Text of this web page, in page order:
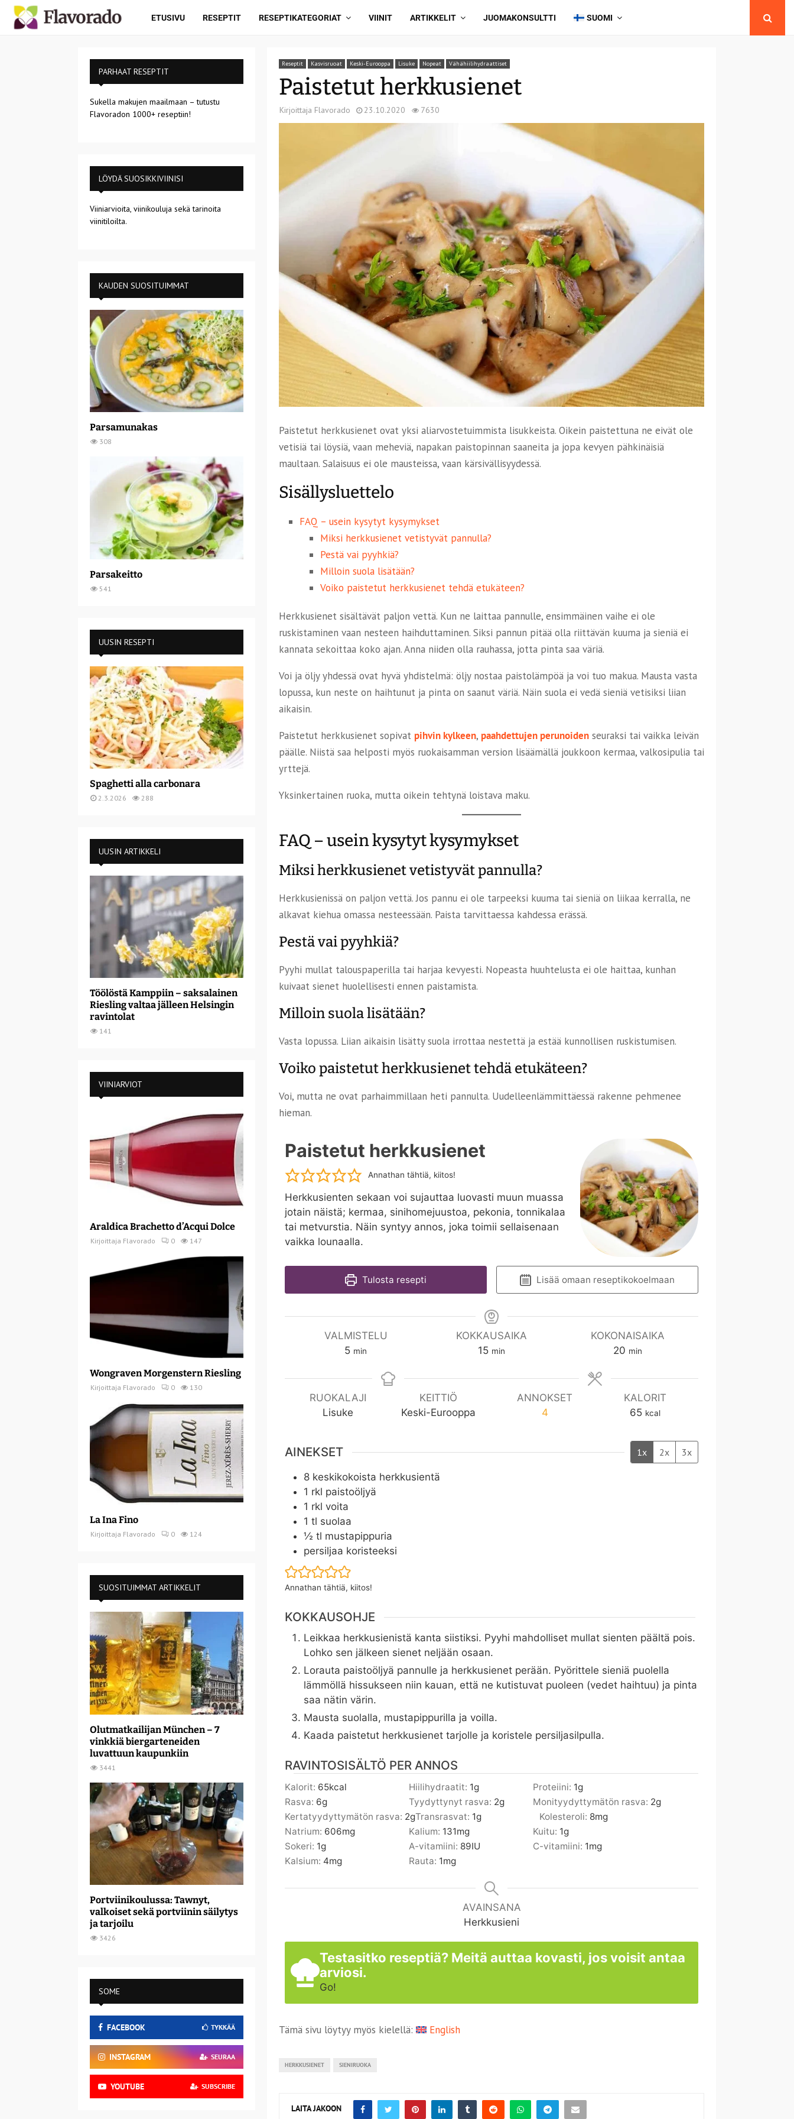
ETUSIVU RESEPTIT RESEPTIKATEGORIAT VIINIT ARTIKKELIT JUOMAKONSULTTI SUOMI
Reseptit Kasvisruoat Keski-Eurooppa Lisuke Nopeat Vähähiilihydraattiset
Paistetut herkkusienet
Kirjoittaja Flavorado 23.10.2020 7630
Paistetut herkkusienet ovat yksi aliarvostetuimmista lisukkeista. Oikein paistettuna ne eivät ole
vetisiä tai löysiä, vaan meheviä, napakan paistopinnan saaneita ja jopa kevyen pähkinäisiä
maultaan. Salaisuus ei ole mausteissa, vaan kärsivällisyydessä.
Sisällysluettelo
FAQ – usein kysytyt kysymykset
Miksi herkkusienet vetistyvät pannulla?
Pestä vai pyyhkiä?
Milloin suola lisätään?
Voiko paistetut herkkusienet tehdä etukäteen?
Herkkusienet sisältävät paljon vettä. Kun ne laittaa pannulle, ensimmäinen vaihe ei ole
ruskistaminen vaan nesteen haihduttaminen. Siksi pannun pitää olla riittävän kuuma ja sieniä ei
kannata sekoittaa koko ajan. Anna niiden olla rauhassa, jotta pinta saa väriä.
Voi ja öljy yhdessä ovat hyvä yhdistelmä: öljy nostaa paistolämpöä ja voi tuo makua. Mausta vasta
lopussa, kun neste on haihtunut ja pinta on saanut väriä. Näin suola ei vedä sieniä vetisiksi liian
aikaisin.
Paistetut herkkusienet sopivat pihvin kylkeen, paahdettujen perunoiden seuraksi tai vaikka leivän
päälle. Niistä saa helposti myös ruokaisamman version lisäämällä joukkoon kermaa, valkosipulia tai
yrttejä.
Yksinkertainen ruoka, mutta oikein tehtynä loistava maku.
FAQ – usein kysytyt kysymykset
Miksi herkkusienet vetistyvät pannulla?
Herkkusienissä on paljon vettä. Jos pannu ei ole tarpeeksi kuuma tai sieniä on liikaa kerralla, ne
alkavat kiehua omassa nesteessään. Paista tarvittaessa kahdessa erässä.
Pestä vai pyyhkiä?
Pyyhi mullat talouspaperilla tai harjaa kevyesti. Nopeasta huuhtelusta ei ole haittaa, kunhan
kuivaat sienet huolellisesti ennen paistamista.
Milloin suola lisätään?
Vasta lopussa. Liian aikaisin lisätty suola irrottaa nestettä ja estää kunnollisen ruskistumisen.
Voiko paistetut herkkusienet tehdä etukäteen?
Voi, mutta ne ovat parhaimmillaan heti pannulta. Uudelleenlämmittäessä rakenne pehmenee
hieman.
Paistetut herkkusienet
Annathan tähtiä, kiitos!
Herkkusienten sekaan voi sujauttaa luovasti muun muassa
jotain näistä; kermaa, sinihomejuustoa, pekonia, tonnikalaa
tai metvurstia. Näin syntyy annos, joka toimii sellaisenaan
vaikka lounaalla.
Tulosta resepti Lisää omaan reseptikokoelmaan
VALMISTELU
5m
n
min
KOKKAUSAIKA
15m
n
min
KOKONAISAIKA
20m
n
min
RUOKALAJI
Lisuke
KEITTIÖ
Keski-Eurooppa
ANNOKSET
4
KALORIT
65 kcal
AINEKSET 1x 2x 3x
8 keskikokoista herkkusientä
1 rkl paistoöljyä
1 rkl voita
1 tl suolaa
½ tl mustapippuria
persiljaa koristeeksi
Annathan tähtiä, kiitos!
KOKKAUSOHJE
Leikkaa herkkusienistä kanta siistiksi. Pyyhi mahdolliset mullat sienten päältä pois.
Lohko sen jälkeen sienet neljään osaan.
Lorauta paistoöljyä pannulle ja herkkusienet perään. Pyörittele sieniä puolella
lämmöllä hissukseen niin kauan, että ne kutistuvat puoleen (vedet haihtuu) ja pinta
saa nätin värin.
Mausta suolalla, mustapippurilla ja voilla.
Kaada paistetut herkkusienet tarjolle ja koristele persiljasilpulla.
RAVINTOSISÄLTÖ PER ANNOS
Kalorit: 65kcal Hiilihydraatit: 1g Proteiini: 1g
Rasva: 6g Tyydyttynyt rasva: 2g Monityydyttymätön rasva: 2g
Kertatyydyttymätön rasva: 2gTransrasvat: 1g Kolesteroli: 8mg
Natrium: 606mg Kalium: 131mg Kuitu: 1g
Sokeri: 1g A-vitamiini: 89IU C-vitamiini: 1mg
Kalsium: 4mg Rauta: 1mg
AVAINSANA
Herkkusieni
Testasitko reseptiä? Meitä auttaa kovasti, jos voisit antaa
arviosi.
Go!
Tämä sivu löytyy myös kielellä: English
HERKKUSIENET SIENIRUOKA
LAITA JAKOON
PARHAAT RESEPTIT
Sukella makujen maailmaan – tutustu
Flavoradon 1000+ reseptiin!
LÖYDÄ SUOSIKKIVIINISI
Viiniarvioita, viinikouluja sekä tarinoita
viinitiloilta.
KAUDEN SUOSITUIMMAT
Parsamunakas
308
Parsakeitto
541
UUSIN RESEPTI
Spaghetti alla carbonara
2.3.2026 288
UUSIN ARTIKKELI
Töölöstä Kamppiin – saksalainen
Riesling valtaa jälleen Helsingin
ravintolat
141
VIINIARVIOT
Araldica Brachetto d’Acqui Dolce
Kirjoittaja Flavorado 0 147
Wongraven Morgenstern Riesling
Kirjoittaja Flavorado 0 130
La Ina Fino
Kirjoittaja Flavorado 0 124
SUOSITUIMMAT ARTIKKELIT
Olutmatkailijan München – 7
vinkkiä biergarteneiden
luvattuun kaupunkiin
3441
Portviinikoulussa: Tawnyt,
valkoiset sekä portviinin säilytys
ja tarjoilu
3426
SOME
FACEBOOK TYKKÄÄ
INSTAGRAM SEURAA
YOUTUBE SUBSCRIBE